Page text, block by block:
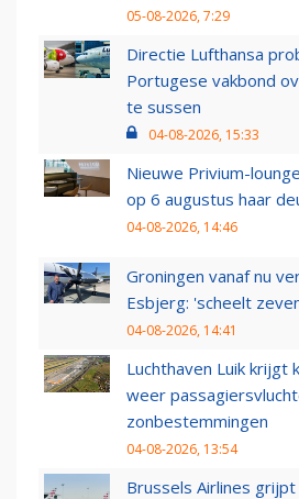
05-08-2026, 7:29
Directie Lufthansa
Portugese vakbond
te sussen
04-08-2026, 15:33
Nieuwe Privium-
op 6 augustus haar
04-08-2026, 14:46
Groningen vanaf nu
Esbjerg: 'scheelt
04-08-2026, 14:41
Luchthaven Luik krijgt
weer
zonbestemmingen
04-08-2026, 13:54
Brussels Airlines